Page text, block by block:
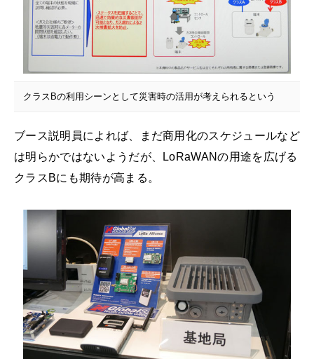
クラスBの利用シーンとして災害時の活用が考えられるという
ブース説明員によれば、まだ商用化のスケジュールなど
は明らかではないようだが、LoRaWANの用途を広げる
クラスBにも期待が高まる。